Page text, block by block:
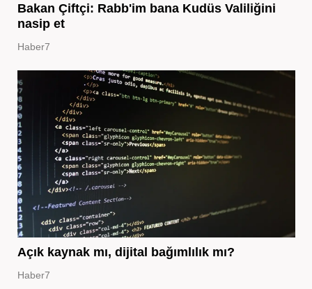
Bakan Çiftçi: Rabb'im bana Kudüs Valiliğini
nasip et
Haber7
Açık kaynak mı, dijital bağımlılık mı?
Haber7